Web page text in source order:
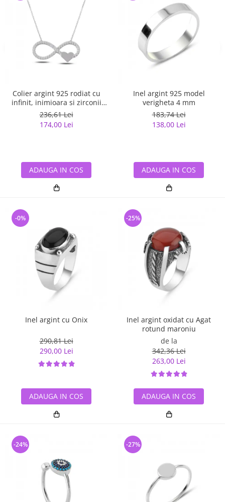
Colier argint 925 rodiat cu
infinit, inimioara si zirconii
albe - Infinite You CTU0067
236,61 Lei
174,00 Lei
ADAUGA IN COS
Inel argint 925 model
verigheta 4 mm
183,74 Lei
138,00 Lei
ADAUGA IN COS
Inel argint cu Onix
290,81 Lei
290,00 Lei
-0%
ADAUGA IN COS
Inel argint oxidat cu Agat
rotund maroniu
de la
342,36 Lei
263,00 Lei
-25%
ADAUGA IN COS
-24% -27%